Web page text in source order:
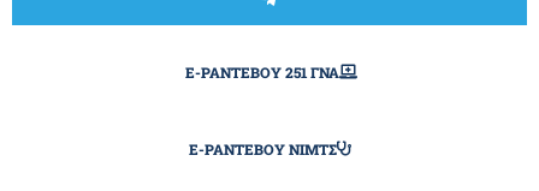
E-ΡΑΝΤΕΒΟΎ 251 ΓΝΑ
E-ΡΑΝΤΕΒΟΎ ΝΙΜΤΣ